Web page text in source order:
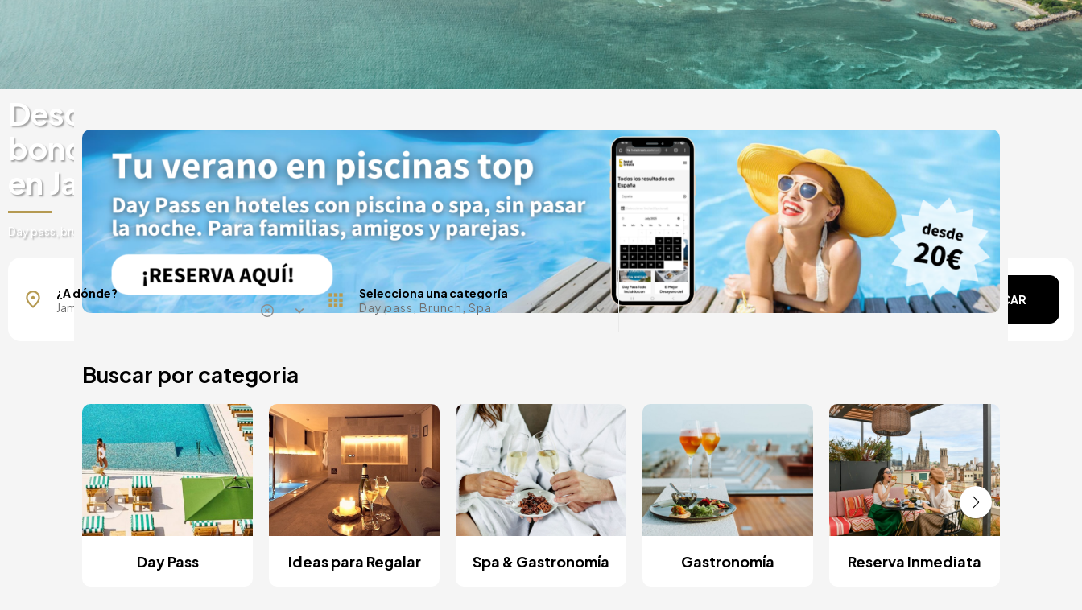
Descubre experiencias y
bonos regalo en hoteles de lujo
en Jamaica
Day pass, brunch, spa, escapadas y mucho más
¿A dónde?
Selecciona una categoría
Day pass, Brunch, Spa...
¿Alguna fecha?
BUSCAR
Buscar por categoria
Day Pass Ideas para Regalar Spa & Gastronomía Gastronomía Reserva Inmediata